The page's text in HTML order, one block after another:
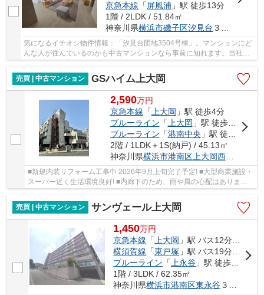
京急本線 「 屏風浦 」駅 徒歩13分
1階 / 2LDK / 51.84㎡
神奈川県横浜市磯子区汐見台 ３丁目5-1
気になるイチオシ物件情報：「汐見台団地3504号棟」。マンションにど
んな人が住んでいるのかも中古マンションなら事前に知れます。当社が
売買 | 中古マンション
GSハイム上大岡
2,590万円
京急本線 「 上大岡 」駅 徒歩4分
ブルーライン 「 上大岡 」駅 徒歩2分
ブルーライン 「港南中央 」駅 徒歩15分
2階 / 1LDK＋1S(納戸) / 45.13㎡
神奈川県横浜市港南区上大岡西２丁目9-
■新規内装リフォーム工事中 2026年9月上旬完了予定! ■大型商業施設・
スーパー近く生活環境良好! ■内廊下のため、雨や風の心配はありませ
売買 | 中古マンション
サンヴェール上大岡
1,450万円
京急本線 「 上大岡 」駅 バス12分 「水道橋下」 停歩9分
横須賀線 「東戸塚 」駅 バス19分 「東永谷」 停歩5分
ブルーライン 「 上永谷 」駅 徒歩21分
1階 / 3LDK / 62.35㎡
神奈川県横浜市港南区東永谷３丁目